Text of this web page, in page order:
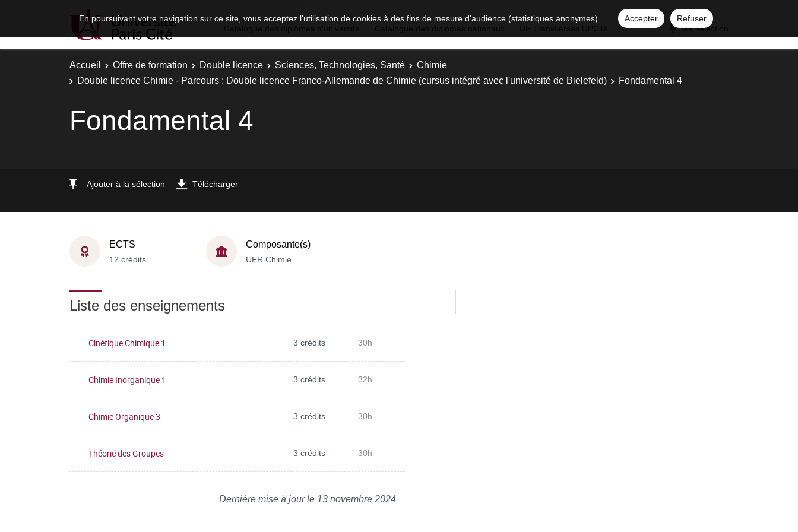
En poursuivant votre navigation sur ce site, vous acceptez l'utilisation de cookies à des fins de mesure d'audience (statistiques anonymes). Accepter
Refuser
Ma sélection
Accueil Offre de formation Double licence Sciences, Technologies, Santé
Chimie
Double licence Chimie - Parcours : Double licence Franco-Allemande de Chimie (cursus intégré avec l'université de Bielefeld)
Fondamental 4
Fondamental 4
Ajouter à la sélection Télécharger
ECTS
12 crédits
Composante(s)
UFR Chimie
Liste des enseignements
Cinétique Chimique 1 3 crédits 30h
Chimie Inorganique 1 3 crédits 32h
Chimie Organique 3 3 crédits 30h
Théorie des Groupes 3 crédits 30h
Dernière mise à jour le 13 novembre 2024